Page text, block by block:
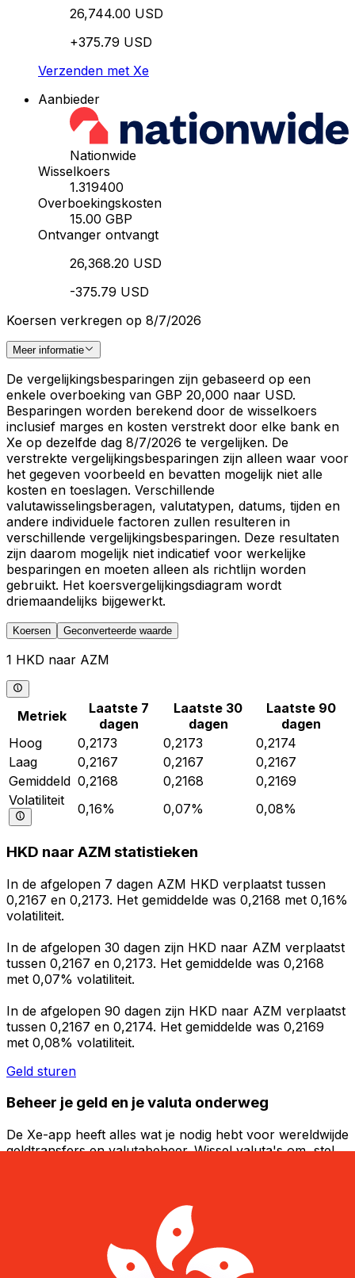
26,744.00 USD
+375.79 USD
Verzenden met Xe
Aanbieder
Nationwide
Wisselkoers
1.319400
Overboekingskosten
15.00 GBP
Ontvanger ontvangt
26,368.20 USD
-375.79 USD
Koersen verkregen op 8/7/2026
Meer informatie
De vergelijkingsbesparingen zijn gebaseerd op een
enkele overboeking van GBP 20,000 naar USD.
Besparingen worden berekend door de wisselkoers
inclusief marges en kosten verstrekt door elke bank en
Xe op dezelfde dag 8/7/2026 te vergelijken. De
verstrekte vergelijkingsbesparingen zijn alleen waar voor
het gegeven voorbeeld en bevatten mogelijk niet alle
kosten en toeslagen. Verschillende
valutawisselingsberagen, valutatypen, datums, tijden en
andere individuele factoren zullen resulteren in
verschillende vergelijkingsbesparingen. Deze resultaten
zijn daarom mogelijk niet indicatief voor werkelijke
besparingen en moeten alleen als richtlijn worden
gebruikt. Het koersvergelijkingsdiagram wordt
driemaandelijks bijgewerkt.
Koersen Geconverteerde waarde
1 HKD naar AZM
Metriek
Laatste 7
dagen
Laatste 30
dagen
Laatste 90
dagen
Hoog
0,2173 0,2173
0,2174
Laag
0,2167 0,2167
0,2167
Gemiddeld 0,2168 0,2168
0,2169
Volatiliteit
0,16% 0,07% 0,08%
HKD naar AZM statistieken
In de afgelopen 7 dagen AZM HKD verplaatst tussen
0,2167 en 0,2173. Het gemiddelde was 0,2168 met 0,16%
volatiliteit.
In de afgelopen 30 dagen zijn HKD naar AZM verplaatst
tussen 0,2167 en 0,2173. Het gemiddelde was 0,2168
met 0,07% volatiliteit.
In de afgelopen 90 dagen zijn HKD naar AZM verplaatst
tussen 0,2167 en 0,2174. Het gemiddelde was 0,2169
met 0,08% volatiliteit.
Geld sturen
Beheer je geld en je valuta onderweg
De Xe-app heeft alles wat je nodig hebt voor wereldwijde
geldtransfers en valutabeheer. Wissel valuta's om, stel